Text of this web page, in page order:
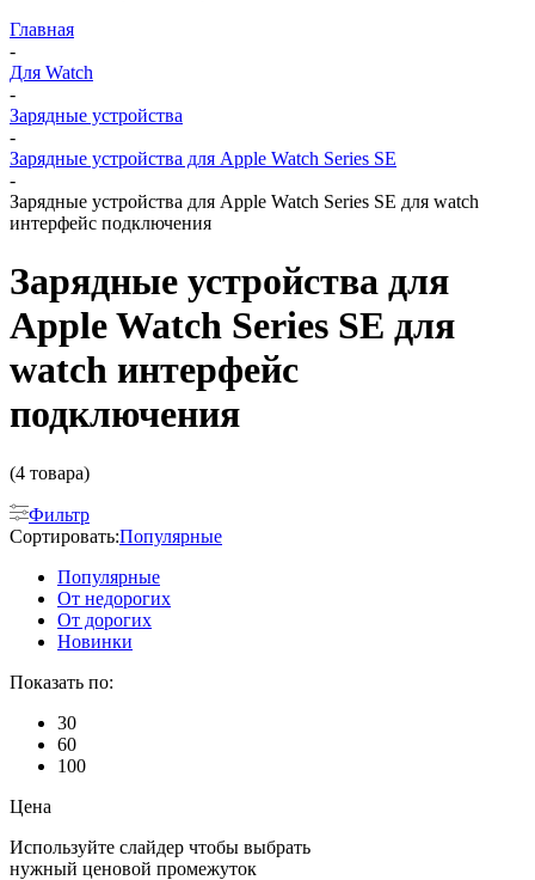
Главная
-
Для Watch
-
Зарядные устройства
-
Зарядные устройства для Apple Watch Series SE
-
Зарядные устройства для Apple Watch Series SE для watch
интерфейс подключения
Зарядные устройства для
Apple Watch Series SE для
watch интерфейс
подключения
(4 товара)
Фильтр
Сортировать:Популярные
Популярные
От недорогих
От дорогих
Новинки
Показать по:
30
60
100
Цена
Используйте слайдер чтобы выбрать
нужный ценовой промежуток